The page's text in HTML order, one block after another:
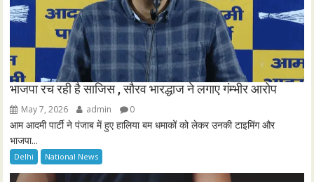
भाजपा रच रही है साजिस , सौरव भारद्धाज ने लगाए गंम्भीर आरोप
May 7, 2026 admin 0
आम आदमी पार्टी ने पंजाब में हुए हालिया बम धमाकों को लेकर उनकी टाइमिंग और
भाजपा...
Delhi National News